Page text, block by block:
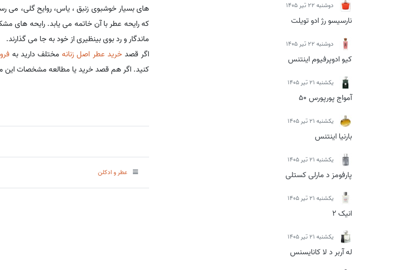
دوشنبه 22 تیر 1405
نارسیسو رژ ادو تویلت
دوشنبه 22 تیر 1405
کیو ادوپرفیوم اینتنس
يكشنبه 21 تیر 1405
آمواج پورپورس 50
يكشنبه 21 تیر 1405
بارنیا اینتنس
يكشنبه 21 تیر 1405
پارفومز د مارلی کستلی
يكشنبه 21 تیر 1405
انیک 2
يكشنبه 21 تیر 1405
له آربر د لا کانایسنس
های بسیار خوشبوی زنبق ، یاس، روایح گلی، می
که رایحه عطر با آن خاتمه می یابد. رایحه
ماندگار و رد بوی بینظیری از خود به جا می گذارند.
اگر قصدخرید عطر اصل زنانهمختلف دارید به
کنید. اگر هم قصد خرید یا مطالعه مشخصات این
عطر و ادکلن